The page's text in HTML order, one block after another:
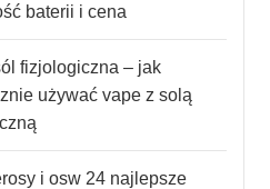
baterii i cena
fizjologiczna – jak
używać vape z solą
i osw 24 najlepsze